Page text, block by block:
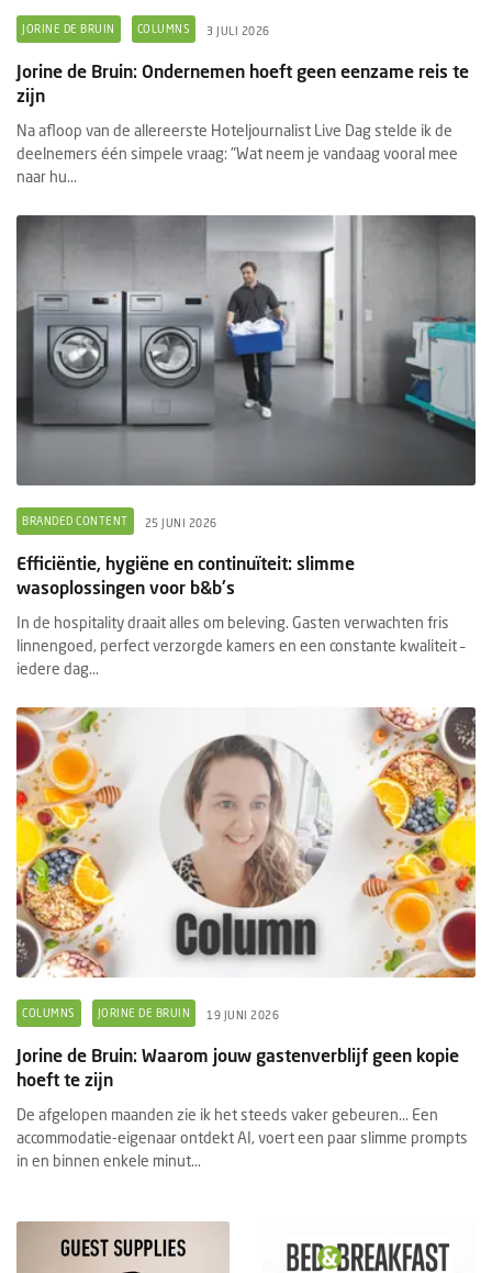
JORINE DE BRUIN COLUMNS 3 JULI 2026
Jorine de Bruin: Ondernemen hoeft geen eenzame reis te
zijn
Na afloop van de allereerste Hoteljournalist Live Dag stelde ik de
deelnemers één simpele vraag: "Wat neem je vandaag vooral mee
naar hu...
BRANDED CONTENT 25 JUNI 2026
Efficiëntie, hygiëne en continuïteit: slimme
wasoplossingen voor b&b's
In de hospitality draait alles om beleving. Gasten verwachten fris
linnengoed, perfect verzorgde kamers en een constante kwaliteit –
iedere dag...
COLUMNS JORINE DE BRUIN 19 JUNI 2026
Jorine de Bruin: Waarom jouw gastenverblijf geen kopie
hoeft te zijn
De afgelopen maanden zie ik het steeds vaker gebeuren... Een
accommodatie-eigenaar ontdekt AI, voert een paar slimme prompts
in en binnen enkele minut...